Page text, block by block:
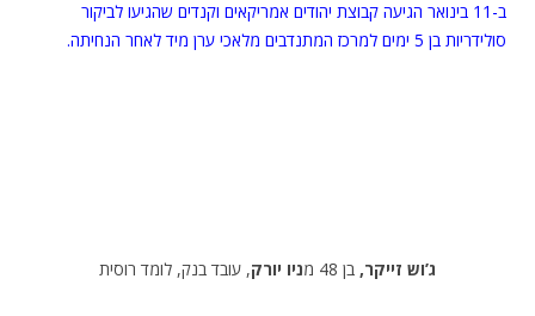
ב-11 בינואר הגיעה קבוצת יהודים אמריקאים וקנדים שהגיעו לביקור
סולידריות בן 5 ימים למרכז המתנדבים מלאכי ערן מיד לאחר הנחיתה.
ג’וש זייקר, בן 48 מ ניו יורק, עובד בנק, לומד רוסית